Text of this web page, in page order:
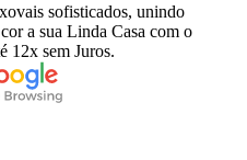
sofisticados, unindo
a sua Linda Casa com o
12x sem Juros.